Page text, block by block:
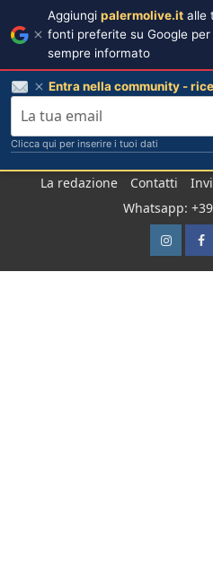
La redazione Contatti
Whatsapp:
Aggiungi palermolive.it alle
fonti preferite su Google
sempre informato
Entra nella community -
Clicca qui per inserire i tuoi dati